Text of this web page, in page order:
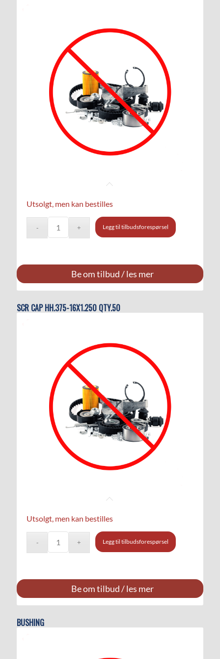
Utsolgt, men kan bestilles
Legg til tilbudsforespørsel
Be om tilbud / les mer
SCR CAP HH.375-16X1.250 QTY.50
Utsolgt, men kan bestilles
Legg til tilbudsforespørsel
Be om tilbud / les mer
BUSHING